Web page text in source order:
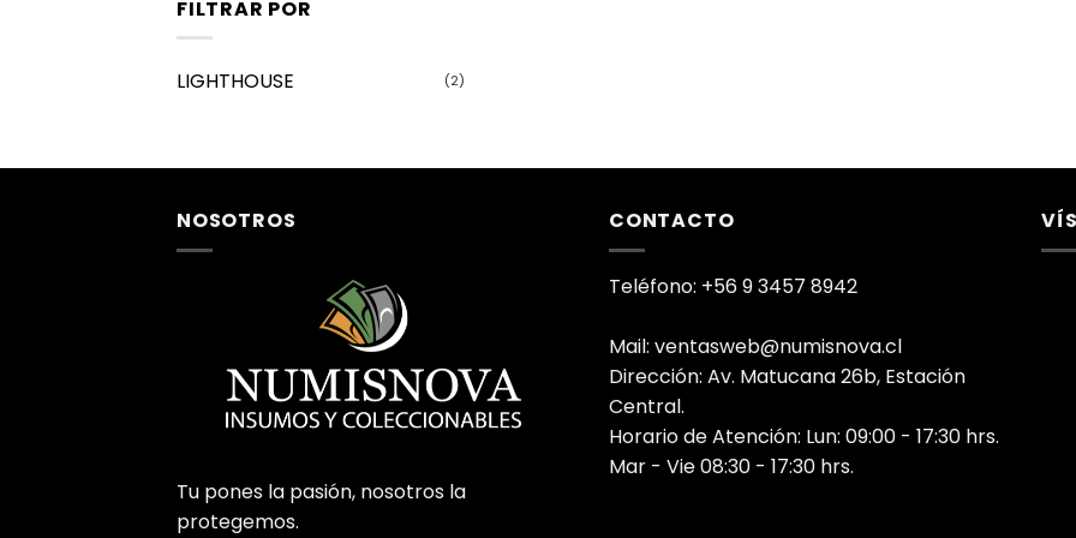
FILTRAR POR
LIGHTHOUSE (2)
NOSOTROS
Tu pones la pasión, nosotros la
protegemos.
CONTACTO
Teléfono: +56 9 3457 8942
Mail: ventasweb@numisnova.cl
Dirección: Av. Matucana 26b, Estación
Central.
Horario de Atención: Lun: 09:00 - 17:30 hrs.
Mar - Vie 08:30 - 17:30 hrs.